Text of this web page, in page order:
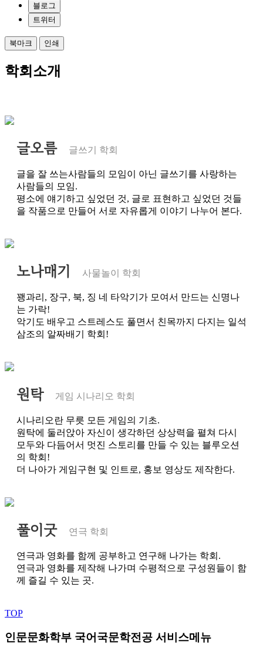
블로그
트위터
북마크 인쇄
학회소개
글오름 글쓰기 학회
글을 잘 쓰는사람들의 모임이 아닌 글쓰기를 사랑하는
사람들의 모임.
평소에 얘기하고 싶었던 것, 글로 표현하고 싶었던 것들
을 작품으로 만들어 서로 자유롭게 이야기 나누어 본다.
노나매기 사물놀이 학회
꽹과리, 장구, 북, 징 네 타악기가 모여서 만드는 신명나
는 가락!
악기도 배우고 스트레스도 풀면서 친목까지 다지는 일석
삼조의 알짜배기 학회!
원탁 게임 시나리오 학회
시나리오란 무릇 모든 게임의 기초.
원탁에 둘러앉아 자신이 생각하던 상상력을 펼쳐 다시
모두와 다듬어서 멋진 스토리를 만들 수 있는 블루오션
의 학회!
더 나아가 게임구현 및 인트로, 홍보 영상도 제작한다.
풀이굿 연극 학회
연극과 영화를 함께 공부하고 연구해 나가는 학회.
연극과 영화를 제작해 나가며 수평적으로 구성원들이 함
께 즐길 수 있는 곳.
TOP
인문문화학부 국어국문학전공 서비스메뉴